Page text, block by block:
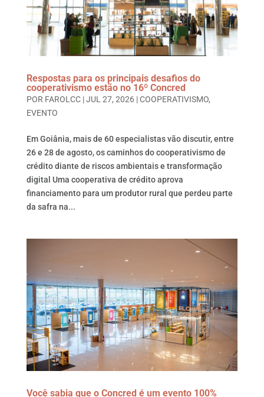
Respostas para os principais desafios do
cooperativismo estão no 16º Concred
POR FAROLCC|JUL 27, 2026|COOPERATIVISMO,
EVENTO
Em Goiânia, mais de 60 especialistas vão discutir, entre
26 e 28 de agosto, os caminhos do cooperativismo de
crédito diante de riscos ambientais e transformação
digital Uma cooperativa de crédito aprova
financiamento para um produtor rural que perdeu parte
da safra na...
Você sabia que o Concred é um evento 100%